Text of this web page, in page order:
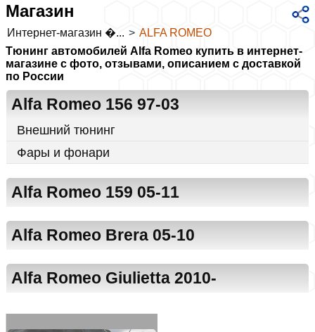
Магазин
Интернет-магазин �... > ALFA ROMEO
Тюнинг автомобилей Alfa Romeo купить в интернет-
магазине с фото, отзывами, описанием с доставкой
по России
Alfa Romeo 156 97-03
Внешний тюнинг
Фары и фонари
Alfa Romeo 159 05-11
Alfa Romeo Brera 05-10
Alfa Romeo Giulietta 2010-